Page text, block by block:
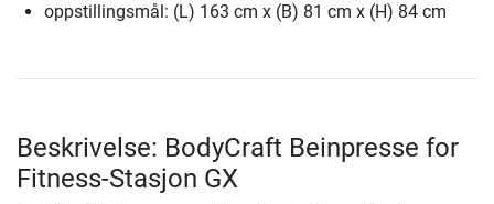
oppstillingsmål: (L) 163 cm x (B) 81 cm x (H) 84 cm
Beskrivelse: BodyCraft Beinpresse for
Fitness-Stasjon GX